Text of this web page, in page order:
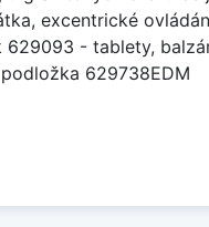
excentrické
- tablety,
629738EDM